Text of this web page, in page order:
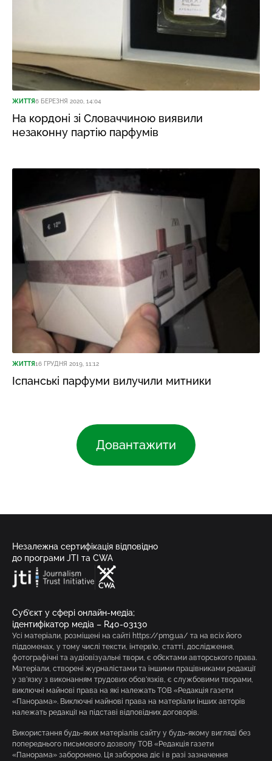
ЖИТТЯ6 БЕРЕЗНЯ 2020, 14:04
На кордоні зі Словаччиною виявили
незаконну партію парфумів
ЖИТТЯ16 ГРУДНЯ 2019, 11:12
Іспанські парфуми вилучили митники
Довантажити
Незалежна сертифікація відповідно
до програми JTI та CWA
Суб’єкт у сфері онлайн-медіа;
ідентифікатор медіа – R40-03130
Усі матеріали, розміщені на сайті https://pmg.ua/ та на всіх його
піддоменах, у тому числі тексти, інтерв’ю, статті, дослідження,
фотографічні та аудіовізуальні твори, є об’єктами авторського права.
Матеріали, створені журналістами та іншими працівниками редакції
у зв’язку з виконанням трудових обов’язків, є службовими творами,
виключні майнові права на які належать ТОВ «Редакція газети
«Панорама». Виключні майнові права на матеріали інших авторів
належать редакції на підставі відповідних договорів.
Використання будь-яких матеріалів сайту у будь-якому вигляді без
попереднього письмового дозволу ТОВ «Редакція газети
«Панорама» заборонено. Ця заборона діє і в разі зазначення